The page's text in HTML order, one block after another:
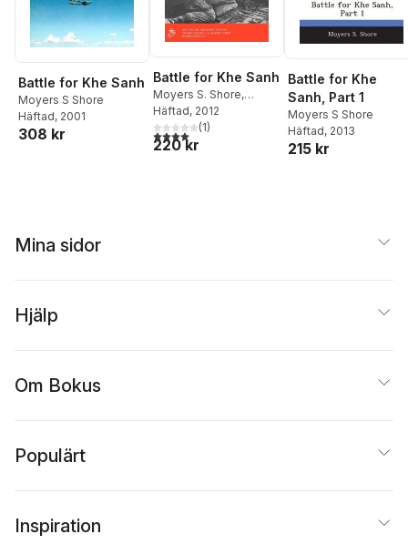
Battle for Khe Sanh
Moyers S Shore
Häftad, 2001
308 kr
Battle for Khe Sanh
Moyers S. Shore,
Marine Corps History &
Museums Division
Häftad, 2012
4,0utav 5 stjärnor. Totalt antal röster:
(1)
220 kr
Battle for Khe
Sanh, Part 1
Moyers S Shore
Häftad, 2013
215 kr
Mina sidor
Hjälp
Om Bokus
Populärt
Inspiration